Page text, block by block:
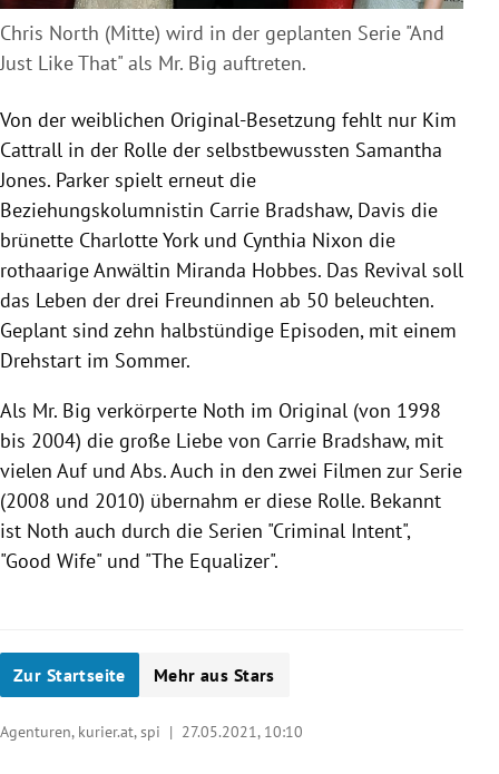
Chris North (Mitte) wird in der geplanten Serie "And
Just Like That" als Mr. Big auftreten.
Von der weiblichen Original-Besetzung fehlt nur Kim
Cattrall in der Rolle der selbstbewussten Samantha
Jones. Parker spielt erneut die
Beziehungskolumnistin Carrie Bradshaw, Davis die
brünette Charlotte York und Cynthia Nixon die
rothaarige Anwältin Miranda Hobbes. Das Revival soll
das Leben der drei Freundinnen ab 50 beleuchten.
Geplant sind zehn halbstündige Episoden, mit einem
Drehstart im Sommer.
Als Mr. Big verkörperte Noth im Original (von 1998
bis 2004) die große Liebe von Carrie Bradshaw, mit
vielen Auf und Abs. Auch in den zwei Filmen zur Serie
(2008 und 2010) übernahm er diese Rolle. Bekannt
ist Noth auch durch die Serien "Criminal Intent",
"Good Wife" und "The Equalizer".
Zur Startseite Mehr aus Stars
Agenturen, kurier.at, spi | 27.05.2021, 10:10